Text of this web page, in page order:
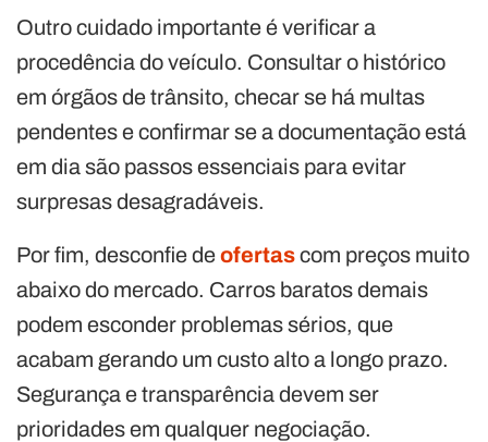
Outro cuidado importante é verificar a
procedência do veículo. Consultar o histórico
em órgãos de trânsito, checar se há multas
pendentes e confirmar se a documentação está
em dia são passos essenciais para evitar
surpresas desagradáveis.
Por fim, desconfie deofertascom preços muito
abaixo do mercado. Carros baratos demais
podem esconder problemas sérios, que
acabam gerando um custo alto a longo prazo.
Segurança e transparência devem ser
prioridades em qualquer negociação.